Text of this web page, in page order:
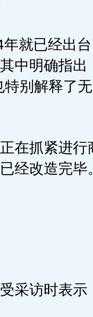
就已经出台
中明确指出
特别解释了
抓紧进行
经改造完毕
访时表示